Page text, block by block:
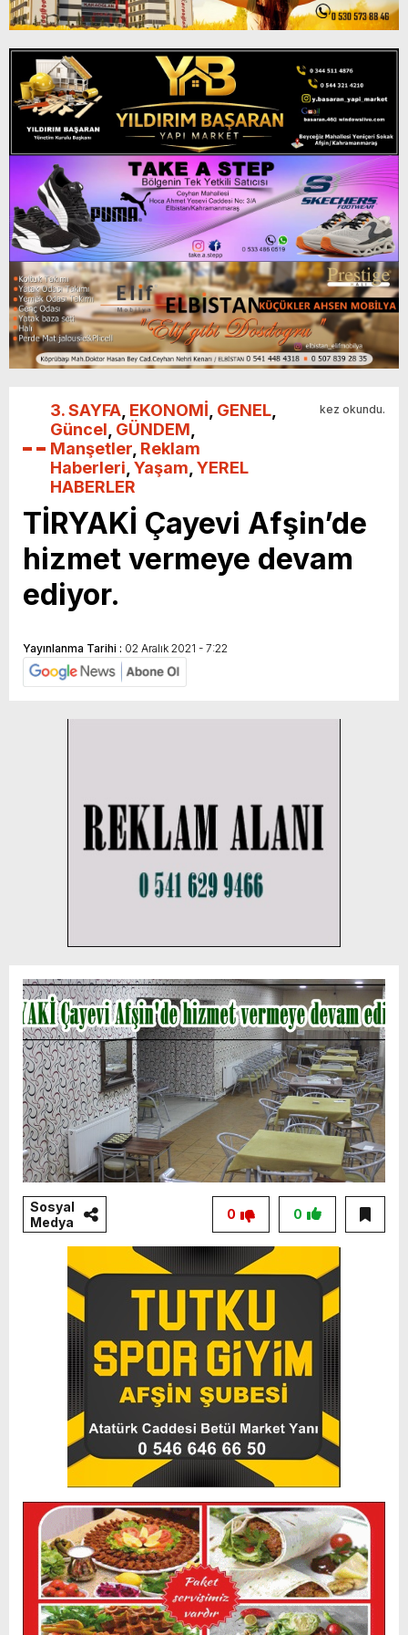
3. SAYFA EKONOMİ GENEL
Güncel GÜNDEM
Manşetler Reklam
Haberleri Yaşam YEREL
HABERLER
kez okundu.
TİRYAKİ Çayevi Afşin’de
hizmet vermeye devam
ediyor.
Yayınlanma Tarihi : 02 Aralık 2021 - 7:22
Sosyal
Medya
0
0